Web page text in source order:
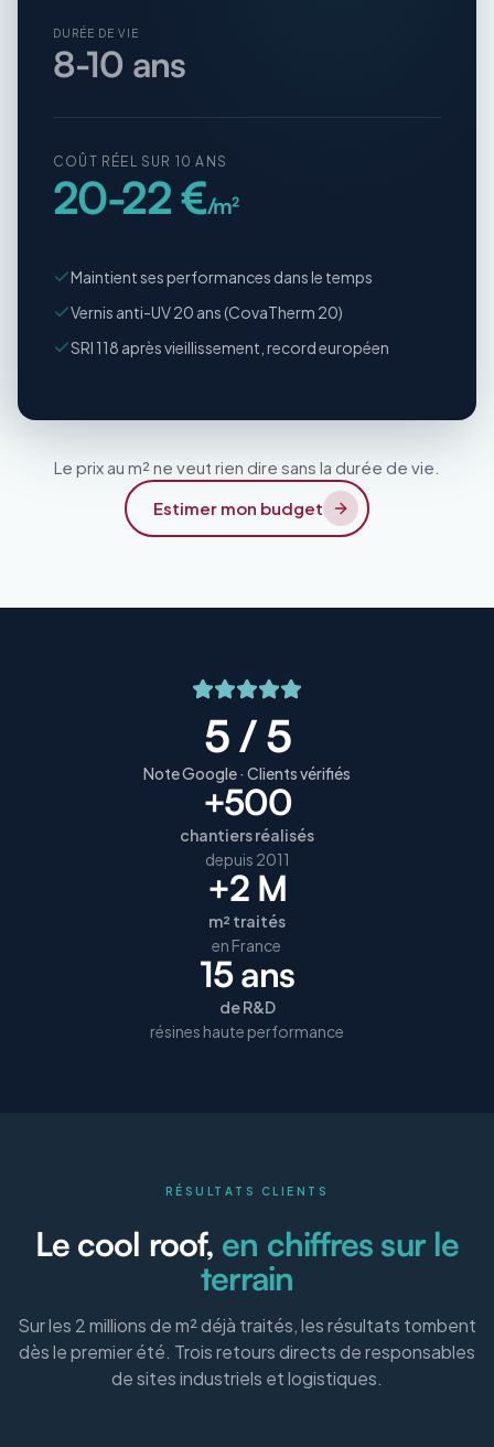
DURÉE DE VIE
8-10 ans
COÛT RÉEL SUR 10 ANS
20-22 €/m²
Maintient ses performances dans le temps
Vernis anti-UV 20 ans (CovaTherm 20)
SRI 118 après vieillissement, record européen
Le prix au m² ne veut rien dire sans la durée de vie.
Estimer mon budget
5 / 5
Note Google · Clients vérifiés
+500
chantiers réalisés
depuis 2011
+2 M
m² traités
en France
15 ans
de R&D
résines haute performance
RÉSULTATS CLIENTS
Le cool roof, en chiffres sur le
terrain
Sur les 2 millions de m² déjà traités, les résultats tombent
dès le premier été. Trois retours directs de responsables
de sites industriels et logistiques.